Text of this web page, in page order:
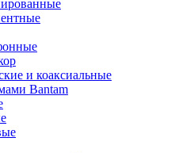
и коаксиальные
Bantam